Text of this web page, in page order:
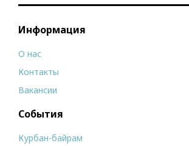
Информация
О нас
Контакты
Вакансии
События
Курбан-байрам